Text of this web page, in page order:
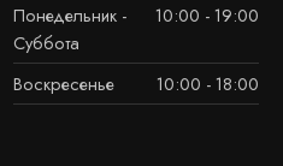
Понедельник -
Суббота
10:00 - 19:00
Воскресенье 10:00 - 18:00